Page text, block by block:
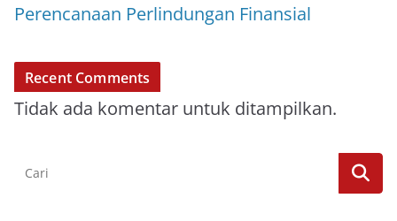
Perencanaan Perlindungan Finansial
Recent Comments
Tidak ada komentar untuk ditampilkan.